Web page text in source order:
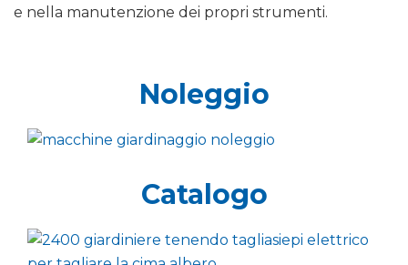
e nella manutenzione dei propri strumenti.
Noleggio
Catalogo